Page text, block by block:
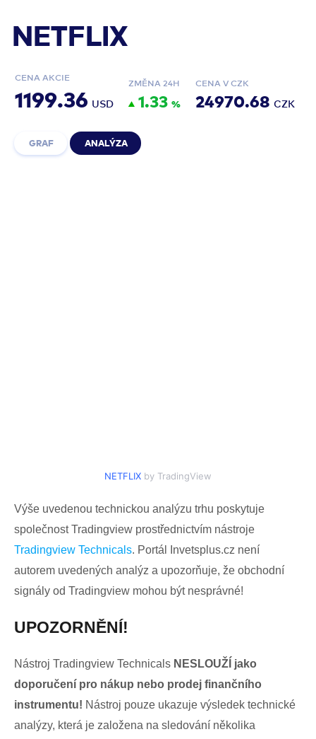
NETFLIX
CENA AKCIE
1199.36 USD
CENA V CZK
24970.68 CZK
ZMĚNA 24H
1.33 %
GRAF ANALÝZA
NETFLIX by TradingView
Výše uvedenou technickou analýzu trhu poskytuje
společnost Tradingview prostřednictvím nástroje
Tradingview Technicals. Portál Invetsplus.cz není
autorem uvedených analýz a upozorňuje, že obchodní
signály od Tradingview mohou být nesprávné!
UPOZORNĚNÍ!
Nástroj Tradingview Technicals NESLOUŽÍ jako
doporučení pro nákup nebo prodej finančního
instrumentu! Nástroj pouze ukazuje výsledek technické
analýzy, která je založena na sledování několika